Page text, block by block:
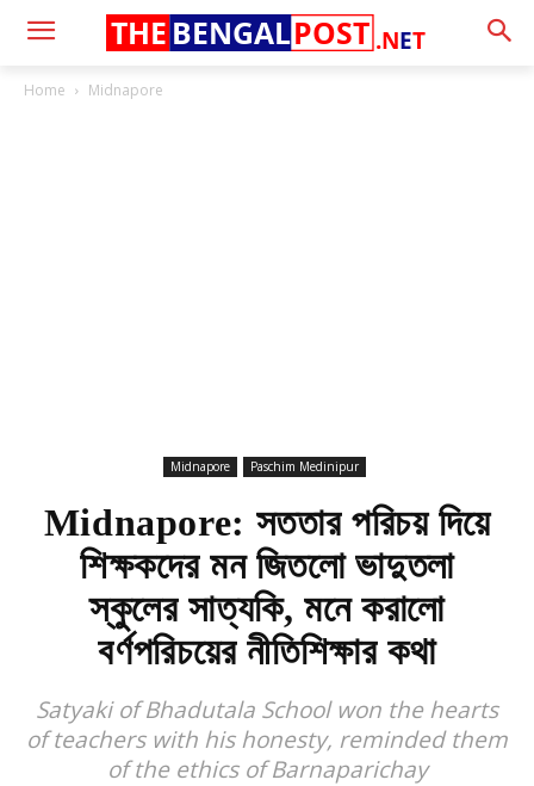
.NET
THE BENGALPOST
Home Midnapore
Midnapore Paschim Medinipur
Midnapore: সততার পরিচয় দিয়ে
শিক্ষকদের মন জিতলো ভাদুতলা
স্কুলের সাত্যকি, মনে করালো
বর্ণপরিচয়ের নীতিশিক্ষার কথা
Satyaki of Bhadutala School won the hearts
of teachers with his honesty, reminded them
of the ethics of Barnaparichay